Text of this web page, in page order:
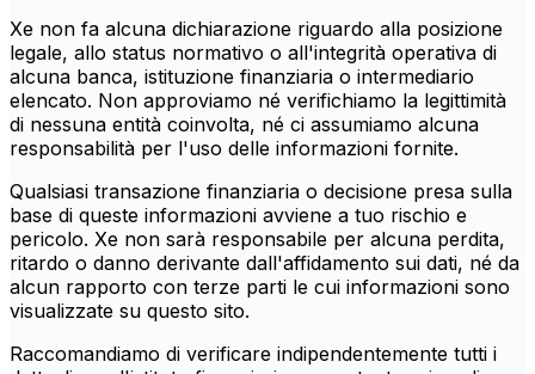
Xe non fa alcuna dichiarazione riguardo alla posizione
legale, allo status normativo o all'integrità operativa di
alcuna banca, istituzione finanziaria o intermediario
elencato. Non approviamo né verifichiamo la legittimità
di nessuna entità coinvolta, né ci assumiamo alcuna
responsabilità per l'uso delle informazioni fornite.
Qualsiasi transazione finanziaria o decisione presa sulla
base di queste informazioni avviene a tuo rischio e
pericolo. Xe non sarà responsabile per alcuna perdita,
ritardo o danno derivante dall'affidamento sui dati, né da
alcun rapporto con terze parti le cui informazioni sono
visualizzate su questo sito.
Raccomandiamo di verificare indipendentemente tutti i